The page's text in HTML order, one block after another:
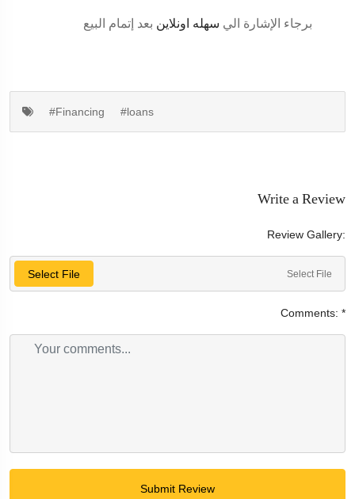
برجاء الإشارة الي سهله اونلاين بعد إتمام البيع
#Financing #loans
Write a Review
Review Gallery:
Select File Select File
Comments: *
Submit Review